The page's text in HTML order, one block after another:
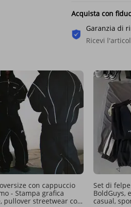
Acquista con
Garanzia di
Ricevi
con cappuccio
- Stampa grafica
pullover streetwear con
Set di
BoldGuys,
casual,